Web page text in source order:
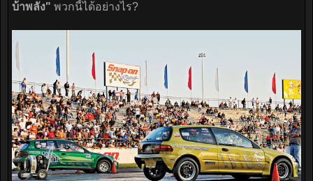
บ้าพลัง" พวกนี้ได้อย่างไร?